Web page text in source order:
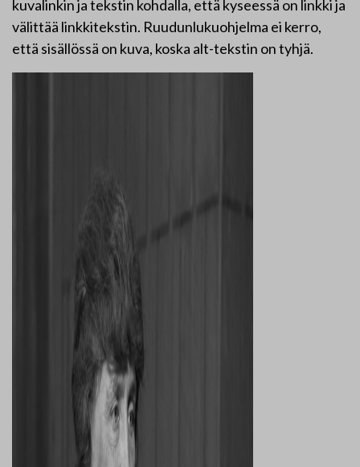
kuvalinkin ja tekstin kohdalla, että kyseessä on linkki ja
välittää linkkitekstin. Ruudunlukuohjelma ei kerro,
että sisällössä on kuva, koska alt-tekstin on tyhjä.